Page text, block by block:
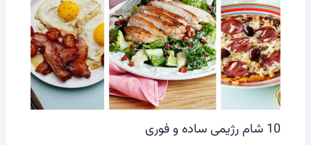
10 شام رژیمی ساده و فوری